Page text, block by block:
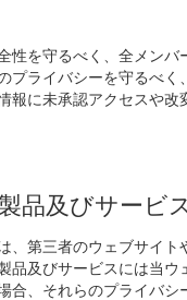
性を守るべく、全メン
プライバシーを守るべ
報に未承認アクセスや
品及びサービ
、第三者のウェブサイ
品及びサービスには当
、それらのプライバシ